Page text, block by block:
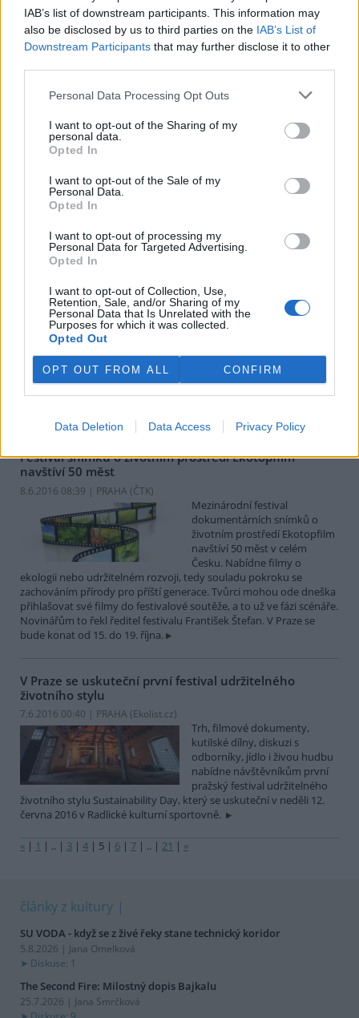
IAB’s list of downstream participants. This information may
also be disclosed by us to third parties on the IAB’s List of
Downstream Participants that may further disclose it to other
Personal Data Processing Opt Outs
I want to opt-out of the Sharing of my
personal data.
Opted In
I want to opt-out of the Sale of my
Personal Data.
Opted In
I want to opt-out of processing my
Personal Data for Targeted Advertising.
Opted In
I want to opt-out of Collection, Use,
Retention, Sale, and/or Sharing of my
Personal Data that Is Unrelated with the
Purposes for which it was collected.
Opted Out
OPT OUT FROM ALL CONFIRM
Data Deletion Data Access Privacy Policy
října.
Víkend otevřených zahrad přilákal ve Zlínském kraji
tisíce lidí
Víkend otevřených zahrad
Zlínském kraji tisíce lidí. Při akci
nebo klasické prohlídky zahrad a parků zpestřuje doprovodný
program. Řada návštěvníků zavítala například do kroměřížské
Květné zahrady, která je spolu s tamní Podzámeckou zahradou a
V Polici začala výstava nazvaná Soužití s velkými
8.6.2016 16:15 | POLICE NAD METUJÍ (ČTK)
V městském muzeu v Polici
nad Metují začala výstava
šelmami. Expozice je přístupná
do 26. července a je jednou z
akcí k letošnímu 25. výročí vyhlášení Chráněné krajinné oblasti
(CHKO) Broumovsko, uvedl Petr Kuna z CHKO Broumovsko. Na
Festival snímků o životním prostředí Ekotopfilm
navštíví 50 měst
8.6.2016 08:39 | PRAHA (ČTK)
Mezinárodní festival
dokumentárních snímků o
životním prostředí Ekotopfilm
navštíví 50 měst v celém
Česku. Nabídne filmy o
ekologii nebo udržitelném rozvoji, tedy souladu pokroku se
zachováním přírody pro příští generace. Tvůrci mohou ode dneška
přihlašovat své filmy do festivalové soutěže, a to už ve fázi scénáře.
Novinářům to řekl ředitel festivalu František Štefan. V Praze se
bude konat od 15. do 19. října.
V Praze se uskuteční první festival udržitelného
životního stylu
7.6.2016 00:40 | PRAHA (Ekolist.cz)
Trh, filmové dokumenty,
kutilské dílny, diskuzi s
odborníky, jídlo i živou hudbu
nabídne návštěvníkům první
pražský festival udržitelného
životního stylu Sustainability Day, který se uskuteční v neděli 12.
června 2016 v Radlické kulturní sportovně.
« | 1 | .. | 3 | 4 | 5 | 6 | 7 | .. | 21 | »
články z kultury
SU VODA - když se z živé řeky stane technický koridor
5.8.2026 | Jana Omelková
Diskuse: 1
The Second Fire: Milostný dopis Bajkalu
25.7.2026 | Jana Smrčková